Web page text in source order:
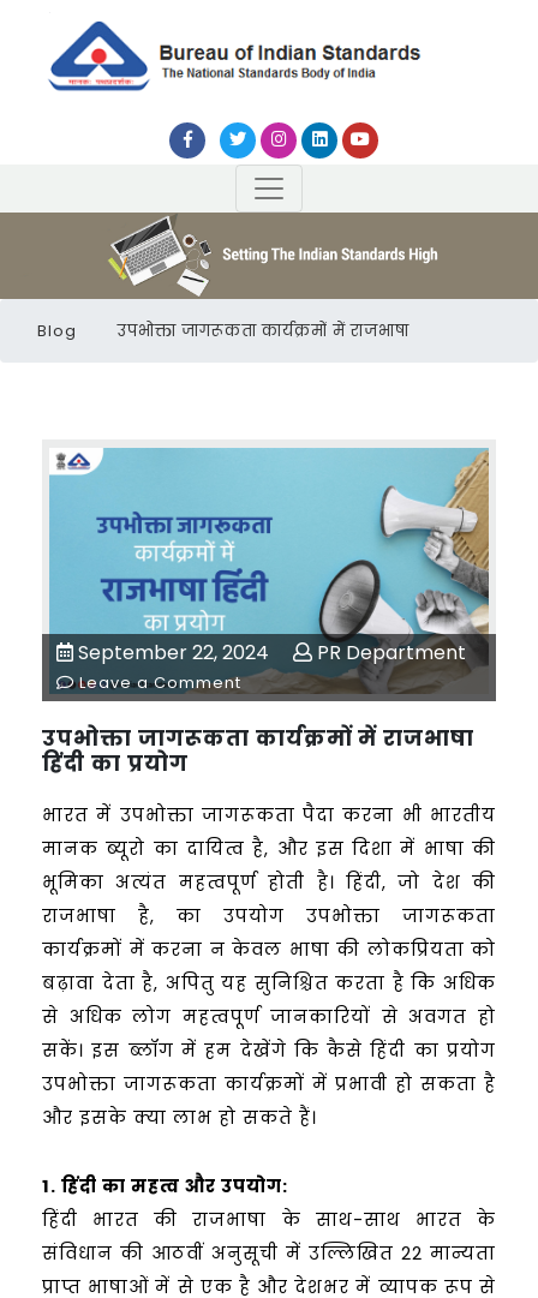
Blog उपभोक्ता जागरूकता कार्यक्रमों में राजभाषा
September 22, 2024 PR Department
Leave a Comment
उपभोक्ता जागरूकता कार्यक्रमों में राजभाषा
हिंदी का प्रयोग
भारत में उपभोक्ता जागरूकता पैदा करना भी भारतीय
मानक ब्यूरो का दायित्व है, और इस दिशा में भाषा की
भूमिका अत्यंत महत्वपूर्ण होती है। हिंदी, जो देश की
राजभाषा है, का उपयोग उपभोक्ता जागरूकता
कार्यक्रमों में करना न केवल भाषा की लोकप्रियता को
बढ़ावा देता है, अपितु यह सुनिश्चित करता है कि अधिक
से अधिक लोग महत्वपूर्ण जानकारियों से अवगत हो
सकें। इस ब्लॉग में हम देखेंगे कि कैसे हिंदी का प्रयोग
उपभोक्ता जागरूकता कार्यक्रमों में प्रभावी हो सकता है
और इसके क्या लाभ हो सकते हैं।
1. हिंदी का महत्व और उपयोग:
हिंदी भारत की राजभाषा के साथ-साथ भारत के
संविधान की आठवीं अनुसूची में उल्लिखित 22 मान्यता
प्राप्त भाषाओं में से एक है और देशभर में व्यापक रूप से